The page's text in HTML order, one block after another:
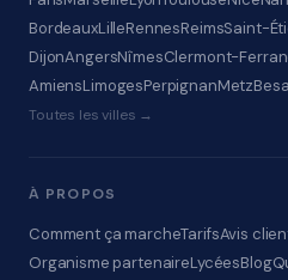
BordeauxLilleRennesReimsSaint-
DijonAngersNîmesClermont-
AmiensLimogesPerpignanMetz
Toutes les villes →
À PROPOS
Comment ça marcheTarifsAvis
Organisme partenaireLycéesBlog